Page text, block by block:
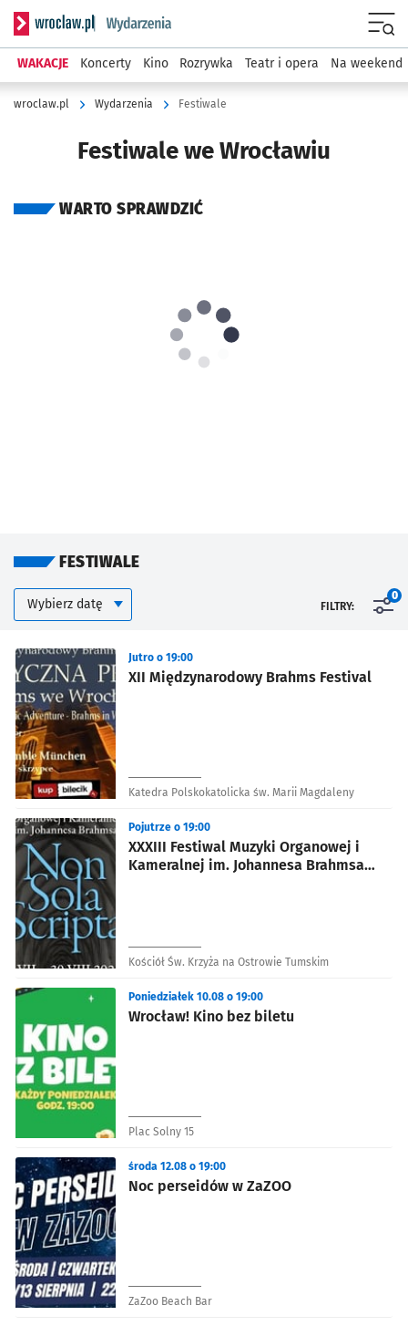
Serwis informacyjny wroclaw.pl podserwis: Wydarzenia
WAKACJE Koncerty Kino Rozrywka Teatr i opera Na weekend
wroclaw.pl Wydarzenia Festiwale
Festiwale we Wrocławiu
WARTO SPRAWDZIĆ
FESTIWALE
Kalendarium
Wybierz datę FILTRY:
0
XII Międzynarodowy Brahms Festival
Jutro o 19:00
Katedra Polskokatolicka św. Marii Magdaleny
XXXIII Festiwal Muzyki Organowej i
Kameralnej im. Johannesa Brahmsa
Pojutrze o 19:00
Kościół Św. Krzyża na Ostrowie Tumskim
Wrocław! Kino bez biletu
Poniedziałek 10.08 o 19:00
Plac Solny 15
Noc perseidów w ZaZOO
środa 12.08 o 19:00
ZaZoo Beach Bar